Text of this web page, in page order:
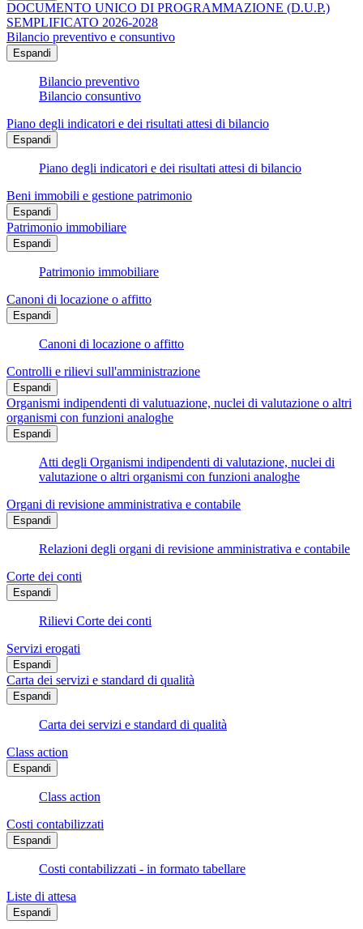
DOCUMENTO UNICO DI PROGRAMMAZIONE (D.U.P.)
SEMPLIFICATO 2026-2028
Bilancio preventivo e consuntivo
Espandi
Bilancio preventivo
Bilancio consuntivo
Piano degli indicatori e dei risultati attesi di bilancio
Espandi
Piano degli indicatori e dei risultati attesi di bilancio
Beni immobili e gestione patrimonio
Espandi
Patrimonio immobiliare
Espandi
Patrimonio immobiliare
Canoni di locazione o affitto
Espandi
Canoni di locazione o affitto
Controlli e rilievi sull'amministrazione
Espandi
Organismi indipendenti di valutuazione, nuclei di valutazione o altri
organismi con funzioni analoghe
Espandi
Atti degli Organismi indipendenti di valutazione, nuclei di
valutazione o altri organismi con funzioni analoghe
Organi di revisione amministrativa e contabile
Espandi
Relazioni degli organi di revisione amministrativa e contabile
Corte dei conti
Espandi
Rilievi Corte dei conti
Servizi erogati
Espandi
Carta dei servizi e standard di qualità
Espandi
Carta dei servizi e standard di qualità
Class action
Espandi
Class action
Costi contabilizzati
Espandi
Costi contabilizzati - in formato tabellare
Liste di attesa
Espandi